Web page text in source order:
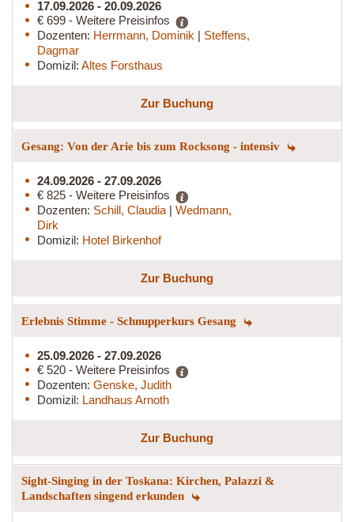
17.09.2026 - 20.09.2026
€ 699 - Weitere Preisinfos
Dozenten: Herrmann, Dominik | Steffens,
Dagmar
Domizil: Altes Forsthaus
Zur Buchung
Gesang: Von der Arie bis zum Rocksong - intensiv
24.09.2026 - 27.09.2026
€ 825 - Weitere Preisinfos
Dozenten: Schill, Claudia | Wedmann,
Dirk
Domizil: Hotel Birkenhof
Zur Buchung
Erlebnis Stimme - Schnupperkurs Gesang
25.09.2026 - 27.09.2026
€ 520 - Weitere Preisinfos
Dozenten: Genske, Judith
Domizil: Landhaus Arnoth
Zur Buchung
Sight-Singing in der Toskana: Kirchen, Palazzi &
Landschaften singend erkunden